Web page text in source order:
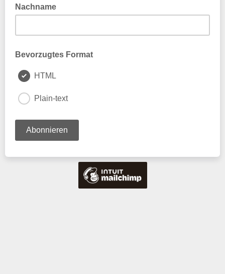
Nachname
Bevorzugtes Format
HTML
Plain-text